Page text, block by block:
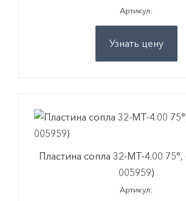
Артикул:
Узнать цену
Пластина сопла 32-MT-4.00
005959)
Артикул: